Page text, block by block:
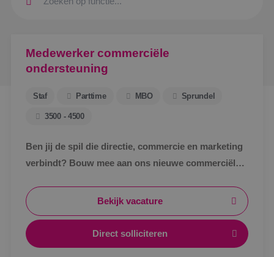
Medewerker commerciële
ondersteuning
Staf Parttime MBO Sprundel
3500 - 4500
Ben jij de spil die directie, commercie en marketing
verbindt? Bouw mee aan ons nieuwe commerciële
BINK.&nbsp;
Bekijk vacature
Direct solliciteren